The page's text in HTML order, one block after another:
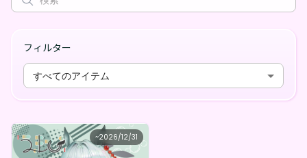
フィルター
すべてのアイテム
~2026/12/31
未確認動物うまぴ
未確認動物うまぴ シチュエーションボイスBOX（全5種）